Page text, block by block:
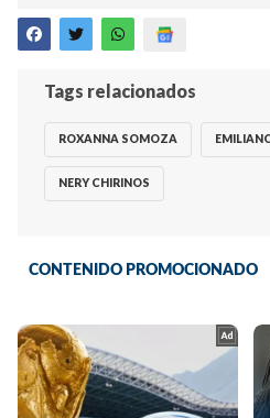
Tags relacionados
ROXANNA SOMOZA
NERY CHIRINOS